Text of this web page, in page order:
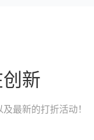
新
最新的打折活动！